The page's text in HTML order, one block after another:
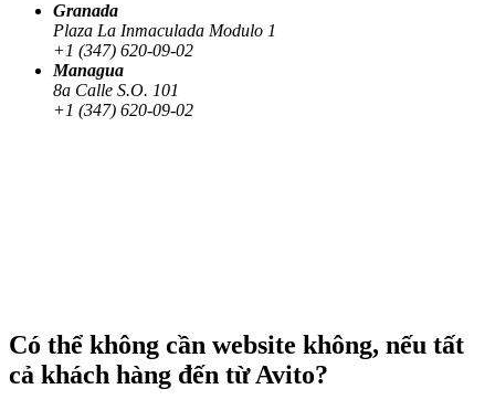
Granada
Plaza La Inmaculada Modulo 1
+1 (347) 620-09-02
Managua
8a Calle S.O. 101
+1 (347) 620-09-02
Có thể không cần website không, nếu tất
cả khách hàng đến từ Avito?